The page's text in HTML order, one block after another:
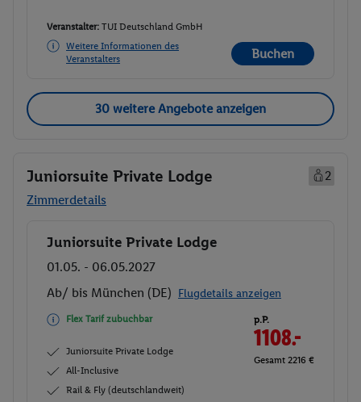
Veranstalter: TUI Deutschland GmbH
Weitere Informationen des
Veranstalters
Buchen
30 weitere Angebote anzeigen
Juniorsuite Private Lodge
2
Zimmerdetails
Buchen
Juniorsuite Private Lodge
01.05. - 06.05.2027
Ab/ bis München (DE) Flugdetails anzeigen
Flex Tarif zubuchbar
Juniorsuite Private Lodge
All-Inclusive
Rail & Fly (deutschlandweit)
p.P.
1108.-
Gesamt 2216 €